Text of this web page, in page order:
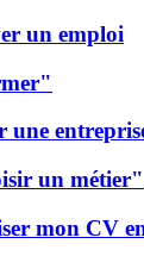
un emploi
une
un métier"
mon CV